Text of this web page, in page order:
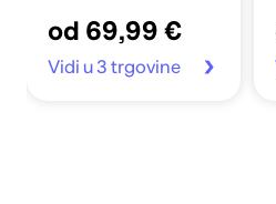
od 69,99 €
Vidi u 3 trgovine